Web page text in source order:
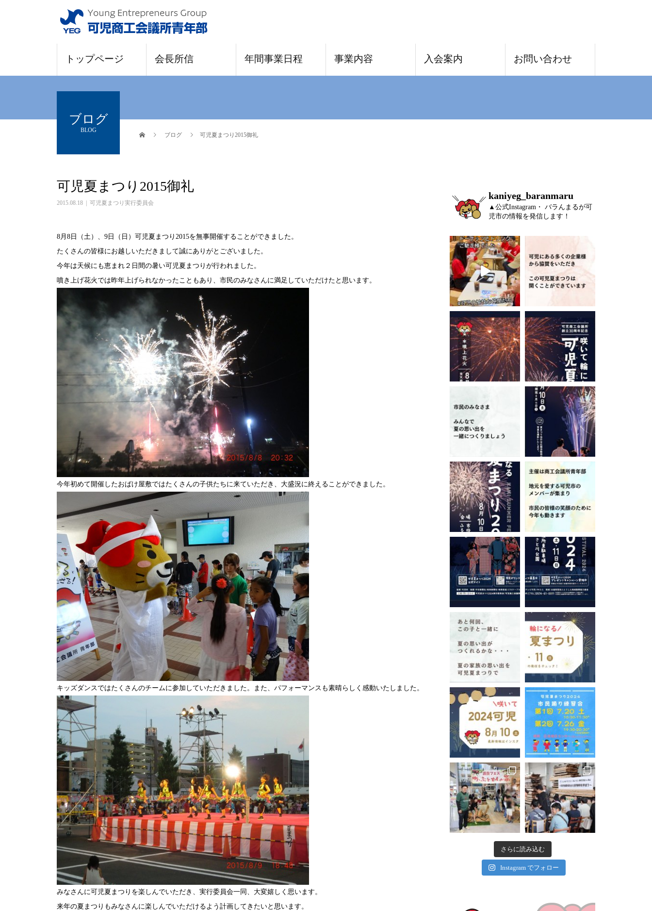
トップページ 会長所信 年間事業日程 事業内容 入会案内 お問い合わせ
ブログ
BLOG
ブログ 可児夏まつり2015御礼
可児夏まつり2015御礼
2015.08.18 可児夏まつり実行委員会
8月8日（土）、9日（日）可児夏まつり2015を無事開催することができました。
たくさんの皆様にお越しいただきまして誠にありがとございました。
今年は天候にも恵まれ２日間の暑い可児夏まつりが行われました。
噴き上げ花火では昨年上げられなかったこともあり、市民のみなさんに満足していただけたと思います。
今年初めて開催したおばけ屋敷ではたくさんの子供たちに来ていただき、大盛況に終えることができました。
キッズダンスではたくさんのチームに参加していただきました。また、パフォーマンスも素晴らしく感動いたしました。
みなさんに可児夏まつりを楽しんでいただき、実行委員会一同、大変嬉しく思います。
来年の夏まつりもみなさんに楽しんでいただけるよう計画してきたいと思います。
kaniyeg_baranmaru
▲公式Instagram・ バラんまるが可
児市の情報を発信します！
さらに読み込む
Instagram でフォロー